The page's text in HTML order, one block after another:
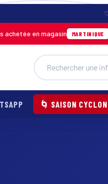
en magasin MARTINIQUE 06/
🌀 SAISON